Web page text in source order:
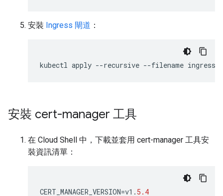
安裝 Ingress 閘道 ：
安裝 cert-manager 工具
在 Cloud Shell 中，下載並套用 cert-manager 工具安
裝資訊清單：
CERT_MANAGER_VERSION=v1 . 5.4